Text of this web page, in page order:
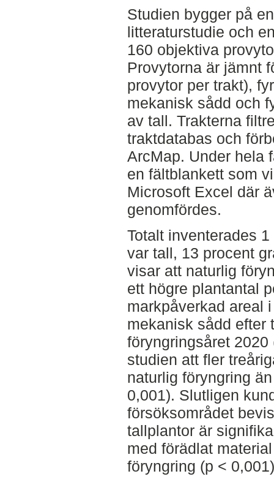
Studien bygger på
litteraturstudie och
160 objektiva
Provytorna är jämnt
provytor per trakt),
mekanisk sådd och
av tall. Trakterna
traktdatabas och
ArcMap. Under hela
en fältblankett som
Microsoft Excel där
genomfördes.
Totalt inventerades
var tall, 13 procent
visar att naturlig
ett högre plantantal
markpåverkad areal
mekanisk sådd efter
föryngringsåret
studien att fler
naturlig föryngring
0,001). Slutligen
försöksområdet
tallplantor är
med förädlat
föryngring (p <